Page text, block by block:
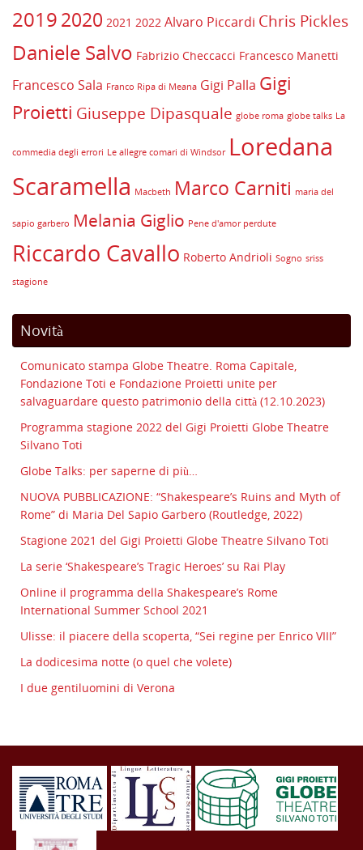
20192020 2021 2022 Alvaro Piccardi Chris Pickles
Daniele Salvo Fabrizio Checcacci Francesco Manetti
Francesco Sala Franco Ripa di Meana Gigi Palla Gigi
Proietti Giuseppe Dipasquale globe roma globe talks La
commedia degli errori Le allegre comari di Windsor Loredana
Scaramella Macbeth Marco Carniti maria del
sapio garbero Melania Giglio Pene d'amor perdute
Riccardo Cavallo Roberto Andrioli Sogno sriss
stagione
Novità
Comunicato stampa Globe Theatre. Roma Capitale,
Fondazione Toti e Fondazione Proietti unite per
salvaguardare questo patrimonio della città (12.10.2023)
Programma stagione 2022 del Gigi Proietti Globe Theatre
Silvano Toti
Globe Talks: per saperne di più…
NUOVA PUBBLICAZIONE: “Shakespeare’s Ruins and Myth of
Rome” di Maria Del Sapio Garbero (Routledge, 2022)
Stagione 2021 del Gigi Proietti Globe Theatre Silvano Toti
La serie ‘Shakespeare’s Tragic Heroes’ su Rai Play
Online il programma della Shakespeare’s Rome
International Summer School 2021
Ulisse: il piacere della scoperta, “Sei regine per Enrico VIII”
La dodicesima notte (o quel che volete)
I due gentiluomini di Verona